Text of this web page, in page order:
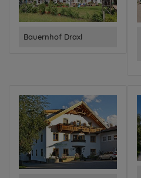
Bauernhof Draxl